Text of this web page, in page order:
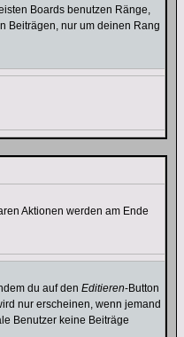
Boards benutzen Ränge,
Beiträgen, nur um deinen Rang
Aktionen werden am Ende
du auf den Editieren-Button
nur erscheinen, wenn jemand
Benutzer keine Beiträge